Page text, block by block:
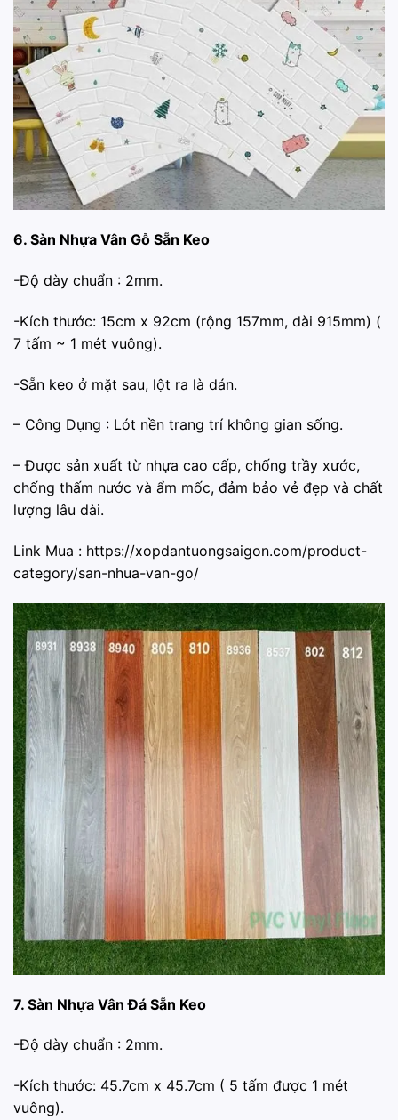
6. Sàn Nhựa Vân Gỗ Sẵn Keo
-Độ dày chuẩn : 2mm.
-Kích thước: 15cm x 92cm (rộng 157mm, dài 915mm) (
7 tấm ~ 1 mét vuông).
-Sẵn keo ở mặt sau, lột ra là dán.
– Công Dụng : Lót nền trang trí không gian sống.
– Được sản xuất từ nhựa cao cấp, chống trầy xước,
chống thấm nước và ẩm mốc, đảm bảo vẻ đẹp và chất
lượng lâu dài.
Link Mua : https://xopdantuongsaigon.com/product-
category/san-nhua-van-go/
7. Sàn Nhựa Vân Đá Sẵn Keo
-Độ dày chuẩn : 2mm.
-Kích thước: 45.7cm x 45.7cm ( 5 tấm được 1 mét
vuông).